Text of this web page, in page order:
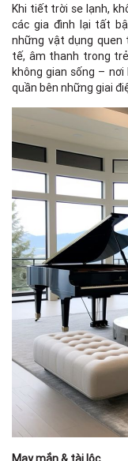
Khi tiết trời se lạnh,
các gia đình lại tất
những vật dụng
tế, âm thanh trong
không gian sống –
quần bên những giai